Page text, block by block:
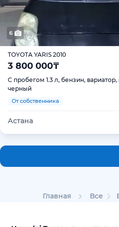
6
TOYOTA YARIS 2010
3 800 000₸
С пробегом 1.3 л, бензин, вариатор,
черный
От собственника
Астана
Главная Все